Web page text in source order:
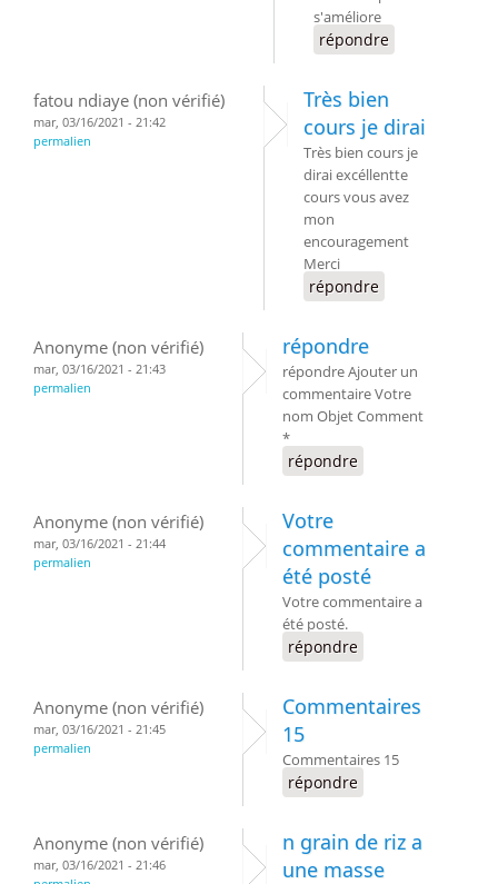
s'améliore
répondre
fatou ndiaye (non vérifié)
mar, 03/16/2021 - 21:42
permalien
Très bien
cours je dirai
Très bien cours je
dirai excéllentte
cours vous avez
mon
encouragement
Merci
répondre
Anonyme (non vérifié)
mar, 03/16/2021 - 21:43
permalien
répondre
répondre Ajouter un
commentaire Votre
nom Objet Comment
*
répondre
Anonyme (non vérifié)
mar, 03/16/2021 - 21:44
permalien
Votre
commentaire a
été posté
Votre commentaire a
été posté.
répondre
Anonyme (non vérifié)
mar, 03/16/2021 - 21:45
permalien
Commentaires
15
Commentaires 15
répondre
Anonyme (non vérifié)
mar, 03/16/2021 - 21:46
n grain de riz a
une masse